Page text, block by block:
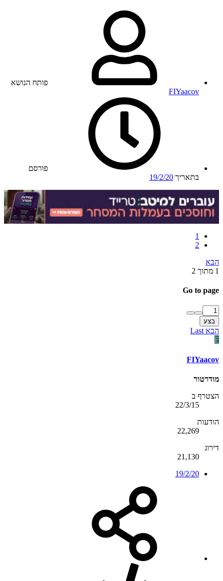
פותח הנושא
FIYaacov
פורסם
בתאריך 19/2/20
1
2
הבא
1 מתוך 2
Go to page
בצע
הבא Last
F
FIYaacov
מודרטור
הצטרף ב
22/3/15
הודעות
22,269
דירוג
21,130
19/2/20